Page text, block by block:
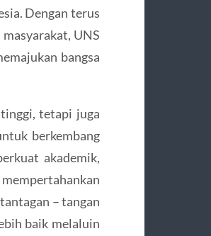
Dengan terus
UNS
bangsa
tetapi juga
berkembang
akademik,
– tangan
baik melaluin